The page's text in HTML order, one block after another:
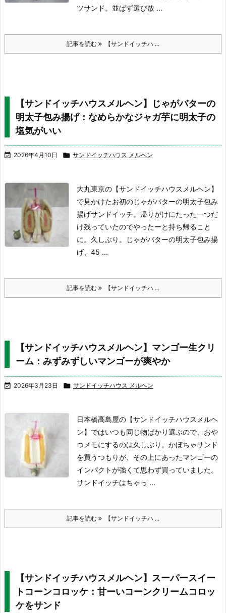
ツサンド。 並ばず選び放 ...
記事を読む 【サンドイッチハ ...
【サンドイッチハウスメルヘン】じゃがバターの
明太子包み揚げ：なめらかなジャガ芋に明太子の
塩気がいい
 2026年4月10日  サンドイッチハウス メルヘン
大丸東京の【サンドイッチハウスメルヘン】
で見かけたお初のじゃがバターの明太子包み
揚げサンドイッチ。帰りがけにたった一つだ
け残っていたのでやったーと持ち帰ること
に。 久しぶり。
じゃがバターの明太子包み揚
げ、45 ...
記事を読む 【サンドイッチハ ...
【サンドイッチハウスメルヘン】マンゴー生クリ
ーム：みずみずしいマンゴーが爽やか
 2026年3月23日  サンドイッチハウス メルヘン
日本橋高島屋の【サンドイッチハウスメルヘ
ン】ではいつも同じ物ばかり選ぶので、おや
つメモにするのは久しぶり。かぼちゃサンド
を買うつもりが、その上にあったマンゴーの
インパクトが強くて思わず買っていました。
サンドイッチはちゃっ ...
記事を読む 【サンドイッチハ ...
【サンドイッチハウスメルヘン】スーパースイー
トコーンコロッケ：甘ーいコーンクリームコロッ
ケをサンド